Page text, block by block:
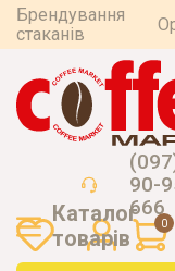
Брендування
стаканів
90-
666
0
Каталог
товарiв